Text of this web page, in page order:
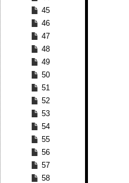
45
46
47
48
49
50
51
52
53
54
55
56
57
58